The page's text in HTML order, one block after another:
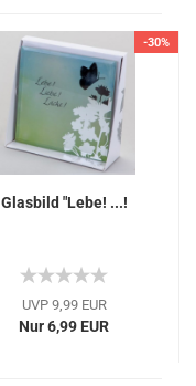
-30%
Glasbild "Lebe! ...!
UVP 9,99 EUR
Nur 6,99 EUR